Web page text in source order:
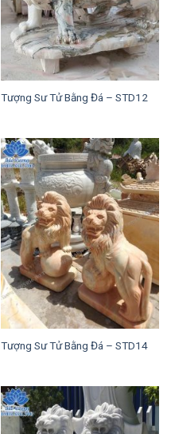
Tượng Sư Tử Bằng Đá – STD12
Tượng Sư Tử Bằng Đá – STD14